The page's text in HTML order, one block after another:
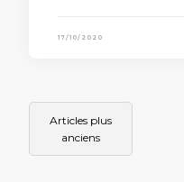
17/10/2020
Navigation
des
articles
Articles plus
anciens